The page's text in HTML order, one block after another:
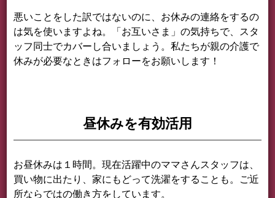
悪いことをした訳ではないのに、お休みの連絡をするの
は気を使いますよね。「お互いさま」の気持ちで、スタ
ッフ同士でカバーし合いましょう。私たちが親の介護で
休みが必要なときはフォローをお願いします！
昼休みを有効活用
お昼休みは１時間。現在活躍中のママさんスタッフは、
買い物に出たり、家にもどって洗濯をすることも。ご近
所ならではの働き方をしています。